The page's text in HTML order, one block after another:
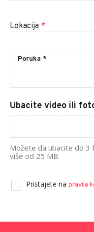
Lokacija *
Ubacite video ili
Možete da ubacite do 3
više od 25 MB.
Pristajete na pravila